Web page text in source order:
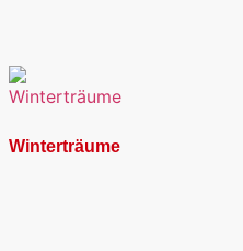
Winterträume